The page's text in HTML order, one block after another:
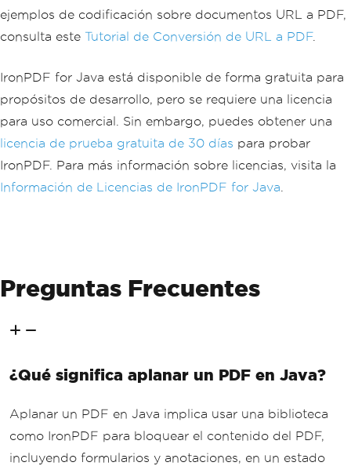
ejemplos de codificación sobre documentos URL a PDF,
consulta este Tutorial de Conversión de URL a PDF.
IronPDF for Java está disponible de forma gratuita para
propósitos de desarrollo, pero se requiere una licencia
para uso comercial. Sin embargo, puedes obtener una
licencia de prueba gratuita de 30 días para probar
IronPDF. Para más información sobre licencias, visita la
Información de Licencias de IronPDF for Java
Preguntas Frecuentes
¿Qué significa aplanar un PDF en Java?
Aplanar un PDF en Java implica usar una biblioteca
como IronPDF para bloquear el contenido del PDF,
incluyendo formularios y anotaciones, en un estado